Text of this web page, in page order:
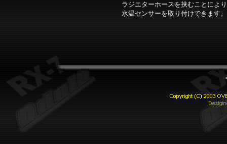
ラジエターホースを挟むことによ
水温センサーを取り付けできます。